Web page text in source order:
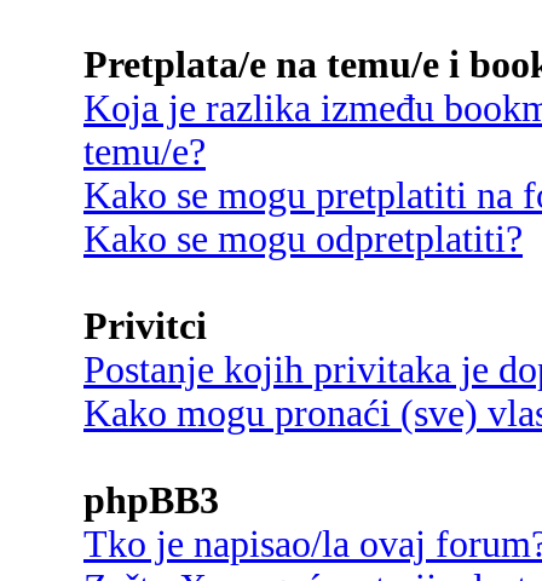
Pretplata/e na temu/e i
Koja je razlika između
temu/e?
Kako se mogu pretplatiti na
Kako se mogu odpretplatiti?
Privitci
Postanje kojih privitaka je
Kako mogu pronaći (sve)
phpBB3
Tko je napisao/la ovaj